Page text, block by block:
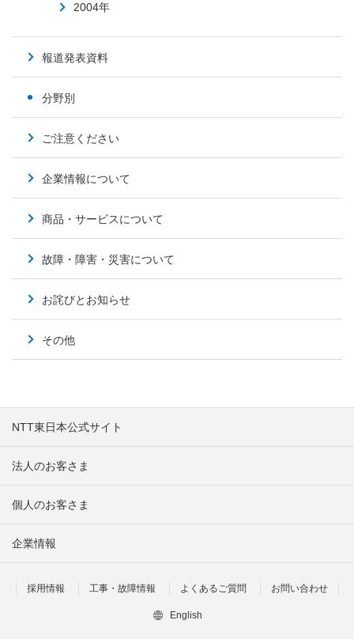
2004年
報道発表資料
分野別
ご注意ください
企業情報について
商品・サービスについて
故障・障害・災害について
お詫びとお知らせ
その他
NTT東日本公式サイト
法人のお客さま
個人のお客さま
企業情報
採用情報 工事・故障情報 よくあるご質問 お問い合わせ
English